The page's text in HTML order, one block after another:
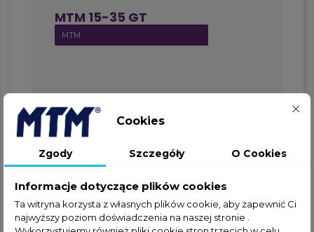
MTM 15-35 GT
MTM
Cookies
Zgody Szczegóły O Cookies
Informacje dotyczące plików cookies
Ta witryna korzysta z własnych plików cookie, aby zapewnić Ci
najwyższy poziom doświadczenia na naszej stronie .